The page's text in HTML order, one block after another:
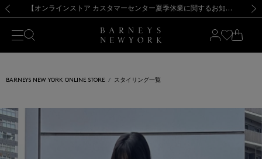
新規登録のお客様も対象！＜MY BARNEYS＞会員のお客様は11,000円（税込）以上のお買上げで常時送料無料！お買い物の際は会員登録を！
【夏季休業に伴う出荷一時停止のお知らせ】(2026.8.7) 【オンラインストア カスタマーセンター夏季休業に関するお知らせ】（2026.8.7）
【夏季休業に伴う返品・交換承り一時停止のお知らせ】（2026.8.5）
熊本県を中心とした地震の影響によるお荷物のお届けについて
【開催中】SUMMER SALEのご案内・ご注意事項 新規登録のお客様も対象！＜MY BARNEYS＞会員のお客様は11,000円（税込）以上のお買上げで常時送料無料！お買い物の際は会員登録を！
【夏季休業に伴う出荷一時停止のお知らせ】(2026.8.7)
BARNEYS NEW YORK ONLINE STORE スタイリング一覧